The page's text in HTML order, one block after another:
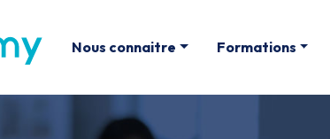
Nous connaitre Formations